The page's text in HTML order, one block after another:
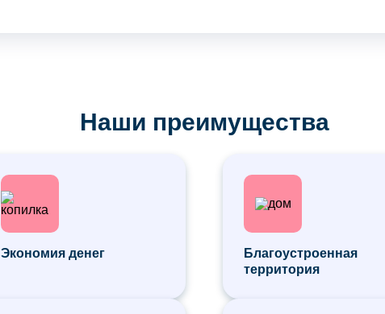
Наши преимущества
Экономия денег
Благоустроенная
территория